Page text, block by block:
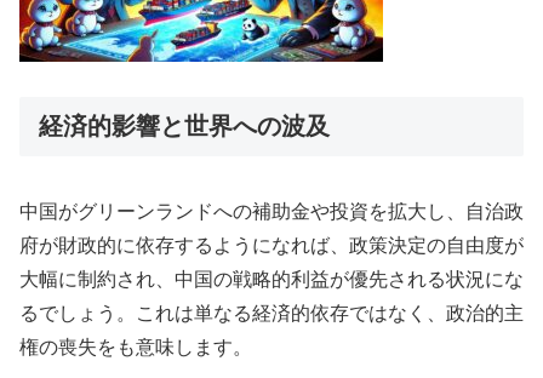
経済的影響と世界への波及
中国がグリーンランドへの補助金や投資を拡大し、自治政
府が財政的に依存するようになれば、政策決定の自由度が
大幅に制約され、中国の戦略的利益が優先される状況にな
るでしょう。これは単なる経済的依存ではなく、政治的主
権の喪失をも意味します。